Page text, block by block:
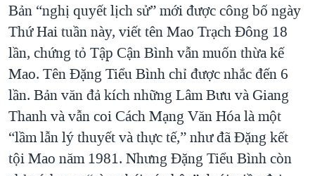
Bản “nghị quyết lịch sử” mới được công bố ngày
Thứ Hai tuần này, viết tên Mao Trạch Đông 18
lần, chứng tỏ Tập Cận Bình vẫn muốn thừa kế
Mao. Tên Đặng Tiểu Bình chỉ được nhắc đến 6
lần. Bản văn đả kích những Lâm Bưu và Giang
Thanh và vẫn coi Cách Mạng Văn Hóa là một
“lầm lẫn lý thuyết và thực tế,” như đã Đặng kết
tội Mao năm 1981. Nhưng Đặng Tiểu Bình còn